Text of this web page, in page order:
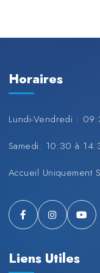
Horaires
Lundi-Vendredi :
Samedi: 10:30 à
Accueil Uniquement
Liens Utiles